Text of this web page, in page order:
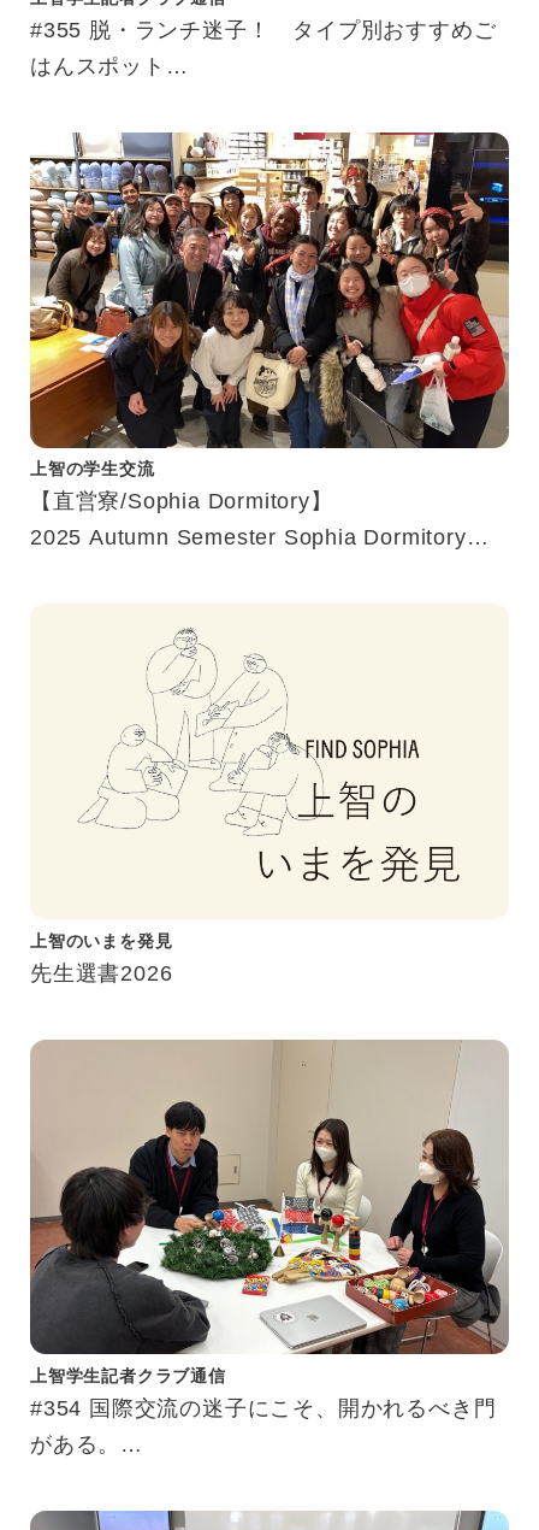
#355 脱・ランチ迷子！ タイプ別おすすめご
はんスポット
上智の学生交流
【直営寮/Sophia Dormitory】
2025 Autumn Semester Sophia Dormitory
上智のいまを発見
先生選書2026
上智学生記者クラブ通信
#354 国際交流の迷子にこそ、開かれるべき門
がある。
ス「SSIC」に潜入してきました。